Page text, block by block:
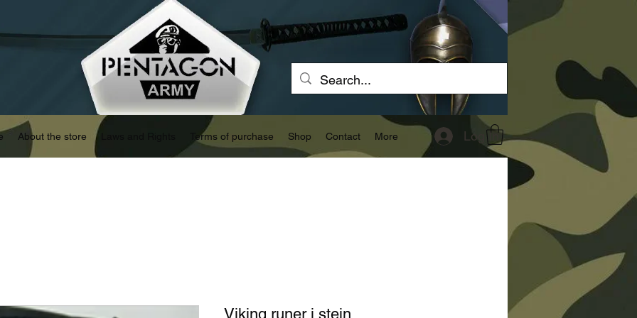
About the store Terms of purchase Shop Contact More Log In
Viking runer i stein